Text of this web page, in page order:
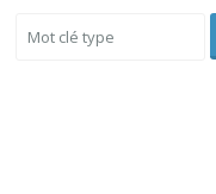
Voir Aussi